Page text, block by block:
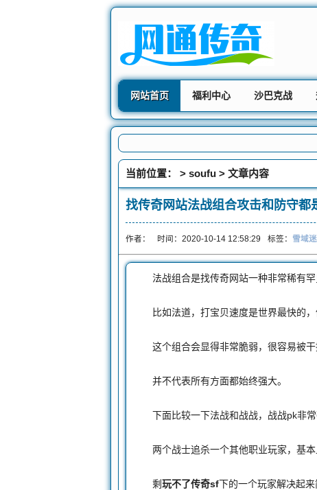
网站首页 福利中心 沙巴克战
当前位置： > soufu > 文章内容
找传奇网站法战组合攻击和防守都
作者： 时间：2020-10-14 12:58:29 标签： 雪域
法战组合是找传奇网站一种非常稀有罕
比如法道，打宝贝速度是世界最快的，
这个组合会显得非常脆弱，很容易被干
并不代表所有方面都始终强大。
下面比较一下法战和战战，战战pk非常
两个战士追杀一个其他职业玩家，基本
剩玩不了传奇sf下的一个玩家解决起来